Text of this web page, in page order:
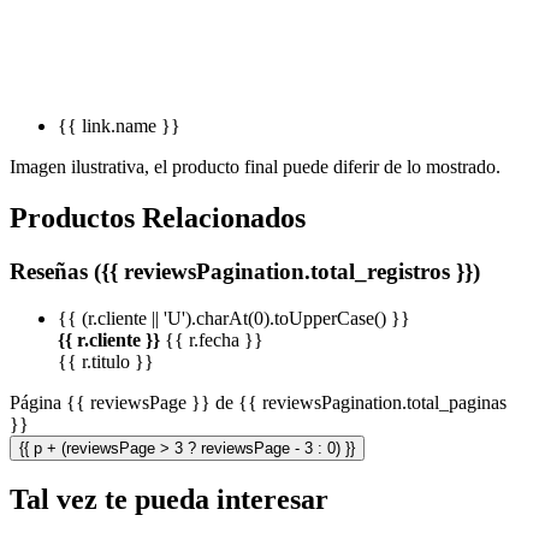
{{ link.name }}
Imagen ilustrativa, el producto final puede diferir de lo mostrado.
Productos Relacionados
Reseñas ({{ reviewsPagination.total_registros }})
{{ (r.cliente || 'U').charAt(0).toUpperCase() }}
{{ r.cliente }} {{ r.fecha }}
{{ r.titulo }}
Página {{ reviewsPage }} de {{ reviewsPagination.total_paginas
}}
{{ p + (reviewsPage > 3 ? reviewsPage - 3 : 0) }}
Tal vez te pueda interesar